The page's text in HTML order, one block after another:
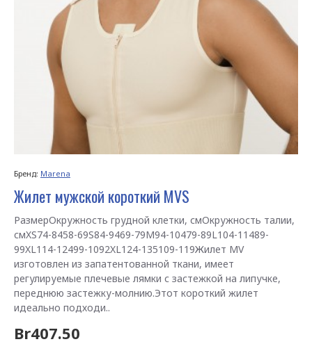
Бренд: Marena
Жилет мужской короткий MVS
РазмерОкружность грудной клетки, смОкружность талии,
смXS74-8458-69S84-9469-79M94-10479-89L104-11489-
99XL114-12499-1092XL124-135109-119Жилет MV
изготовлен из запатентованной ткани, имеет
регулируемые плечевые лямки с застежкой на липучке,
переднюю застежку-молнию.Этот короткий жилет
идеально подходи..
Br407.50